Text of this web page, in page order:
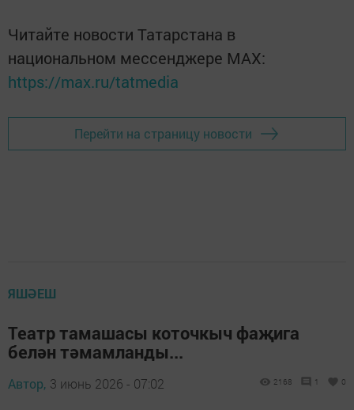
Читайте новости Татарстана в
национальном мессенджере MАХ:
https://max.ru/tatmedia
Перейти на страницу новости
ЯШӘЕШ
Театр тамашасы коточкыч фаҗига
белән тәмамланды...
Автор, 3 июнь 2026 - 07:02 2168 1 0